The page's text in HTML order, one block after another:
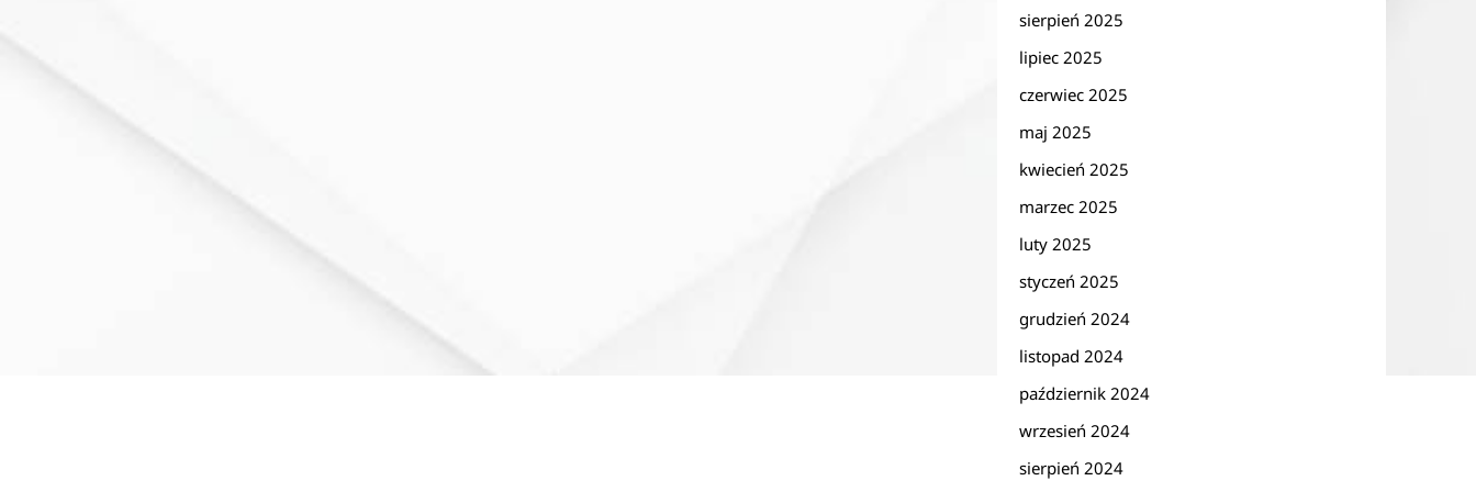
sierpień 2025
lipiec 2025
czerwiec 2025
maj 2025
kwiecień 2025
marzec 2025
luty 2025
styczeń 2025
grudzień 2024
listopad 2024
październik 2024
wrzesień 2024
sierpień 2024